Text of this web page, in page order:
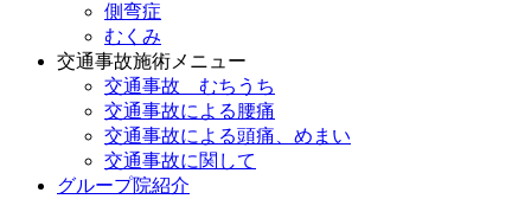
側弯症
むくみ
交通事故施術メニュー
交通事故 むちうち
交通事故による腰痛
交通事故による頭痛、めまい
交通事故に関して
グループ院紹介